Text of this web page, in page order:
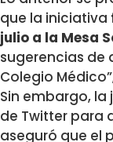
que la iniciativa
julio a la Mesa
sugerencias de
Colegio
Sin embargo,
de Twitter para
aseguró que el